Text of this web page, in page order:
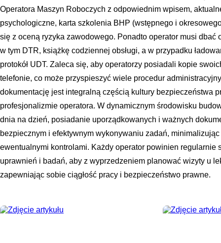
Operatora Maszyn Roboczych z odpowiednim wpisem,
psychologiczne, karta szkolenia BHP (wstępnego i
się z oceną ryzyka zawodowego. Ponadto operator musi dbać
w tym DTR, książkę codziennej obsługi, a w przypadku
protokół UDT. Zaleca się, aby operatorzy posiadali kopie
telefonie, co może przyspieszyć wiele procedur
dokumentację jest integralną częścią kultury bezpieczeństwa
profesjonalizmie operatora. W dynamicznym środowisku
dnia na dzień, posiadanie uporządkowanych i ważnych
bezpiecznym i efektywnym wykonywaniu zadań,
ewentualnymi kontrolami. Każdy operator powinien regularnie
uprawnień i badań, aby z wyprzedzeniem planować wizyty u
zapewniając sobie ciągłość pracy i bezpieczeństwo prawne.